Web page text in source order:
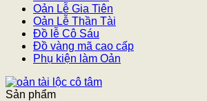
Oản Lễ Gia Tiên
Oản Lễ Thần Tài
Đồ lễ Cô Sáu
Đồ vàng mã cao cấp
Phụ kiện làm Oản
Sản phẩm